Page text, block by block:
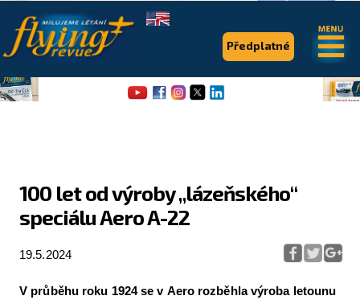
100 let od výroby „lázeňského“
speciálu Aero A-22
19.5.2024
V průběhu roku 1924 se v Aero rozběhla výroba letounu
Předplatné
.
Flying Revue